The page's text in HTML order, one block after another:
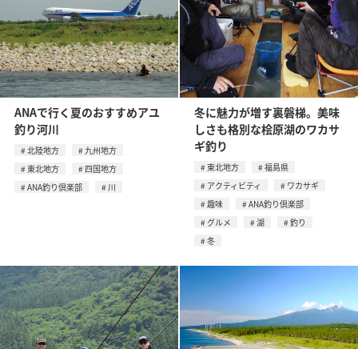
ANAで行く夏のおすすめアユ
釣り河川
北陸地方
九州地方
東北地方
四国地方
ANA釣り倶楽部
川
冬に魅力が増す裏磐梯。美味
しさも格別な桧原湖のワカサ
ギ釣り
東北地方
福島県
アクティビティ
ワカサギ
趣味
ANA釣り倶楽部
グルメ
湖
釣り
冬